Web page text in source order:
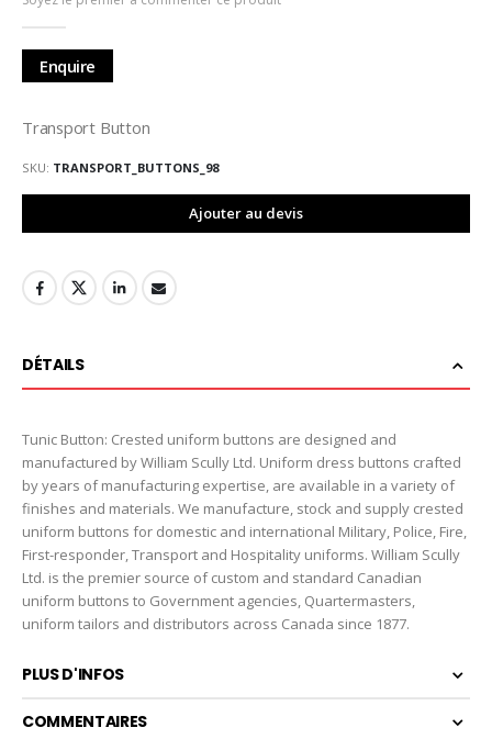
la
Galerie
d’images
Enquire
Transport Button
SKU TRANSPORT_BUTTONS_98
Ajouter au devis
DÉTAILS
Tunic Button: Crested uniform buttons are designed and
manufactured by William Scully Ltd. Uniform dress buttons crafted
by years of manufacturing expertise, are available in a variety of
finishes and materials. We manufacture, stock and supply crested
uniform buttons for domestic and international Military, Police, Fire,
First-responder, Transport and Hospitality uniforms. William Scully
Ltd. is the premier source of custom and standard Canadian
uniform buttons to Government agencies, Quartermasters,
uniform tailors and distributors across Canada since 1877.
PLUS D'INFOS
COMMENTAIRES